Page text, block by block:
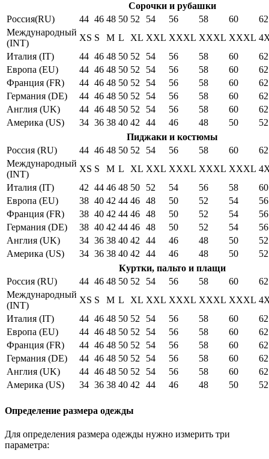
Сорочки и рубашки
Россия(RU)
44 46 48 50 52 54 56 58 60
62
Международный
(INT)
XS S M L XL XXL XXXL XXXL XXXL
Италия (IT)
44 46 48 50 52 54 56 58 60
62
Европа (EU)
44 46 48 50 52 54 56 58 60
62
Франция (FR)
44 46 48 50 52 54 56 58 60
62
Германия (DE)
44 46 48 50 52 54 56 58 60
62
Англия (UK)
44 46 48 50 52 54 56 58 60
62
Америка (US)
34 36 38 40 42 44 46 48 50
52
Пиджаки и костюмы
Россия (RU)
44 46 48 50 52 54 56 58 60
62
Международный
(INT)
XS S M L XL XXL XXXL XXXL XXXL
Италия (IT)
42 44 46 48 50 52 54 56 58
60
Европа (EU)
38 40 42 44 46 48 50 52 54
56
Франция (FR)
38 40 42 44 46 48 50 52 54
56
Германия (DE)
38 40 42 44 46 48 50 52 54
56
Англия (UK)
34 36 38 40 42 44 46 48 50
52
Америка (US)
34 36 38 40 42 44 46 48 50
52
Куртки, пальто и плащи
Россия (RU)
44 46 48 50 52 54 56 58 60
62
Международный
(INT)
XS S M L XL XXL XXXL XXXL XXXL
Италия (IT)
44 46 48 50 52 54 56 58 60
62
Европа (EU)
44 46 48 50 52 54 56 58 60
62
Франция (FR)
44 46 48 50 52 54 56 58 60
62
Германия (DE)
44 46 48 50 52 54 56 58 60
62
Англия (UK)
44 46 48 50 52 54 56 58 60
62
Америка (US)
34 36 38 40 42 44 46 48 50 52
Определение размера одежды
Для определения размера одежды нужно измерить три
параметра: